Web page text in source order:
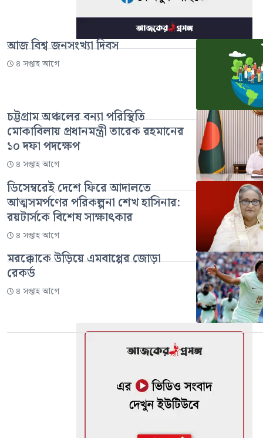
আজ বিশ্ব জনসংখ্যা দিবস
৪ সপ্তাহ আগে
চট্টগ্রাম অঞ্চলের বন্যা পরিস্থিতি
মোকাবিলায় প্রধানমন্ত্রী তারেক রহমানের
১০ দফা পদক্ষেপ
৪ সপ্তাহ আগে
ডিসেম্বরেই দেশে ফিরে আদালতে
আত্মসমর্পণের পরিকল্পনা শেখ হাসিনার:
রয়টার্সকে বিশেষ সাক্ষাৎকার
৪ সপ্তাহ আগে
মরক্কোকে উড়িয়ে এমবাপ্পের জোড়া
রেকর্ড
৪ সপ্তাহ আগে